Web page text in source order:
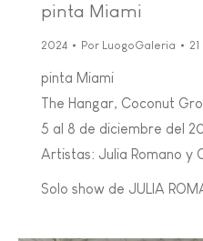
pinta Miami
2024 Por LuogoGaleria
pinta Miami
The Hangar, Coconut
5 al 8 de diciembre del
Artistas: Julia Romano y
Solo show de JULIA